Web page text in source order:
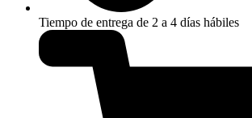
Tiempo de entrega de 2 a 4 días hábiles